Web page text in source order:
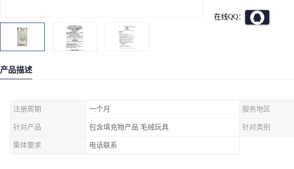
在线QQ：
产品描述
注册周期 一个月 服务地区
针对产品 包含填充物产品 毛绒玩具 针对类别
集体要求 电话联系